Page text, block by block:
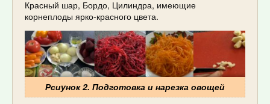
Красный шар, Бордо, Цилиндра, имеющие
корнеплоды ярко-красного цвета.
Рсиунок 2. Подготовка и нарезка овощей